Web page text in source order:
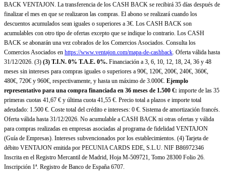
BACK VENTAJON. La transferencia de los CASH BACK se recibirá 35 días después de
finalizar el mes en que se realizaron las compras. El abono se realizará cuando los
descuentos acumulados sean iguales o superiores a 3€. Los CASH BACK son
acumulables con otro tipo de ofertas excepto que se indique lo contrario. Los CASH
BACK se abonarán una vez cobrados de los Comercios Asociados. Consulta los
Comercios Asociados en https://www.ventajon.com/mapa-de-cashback. Oferta válida hasta
31/12/2026. (3) (3) T.I.N. 0% T.A.E. 0%. Financiación a 3, 6, 10, 12, 18, 24, 36 y 48
meses sin intereses para compras iguales o superiores a 90€, 120€, 200€, 240€, 360€,
480€, 720€ y 960€, respectivamente, y hasta un máximo de 3.000€. Ejemplo
representativo para una compra financiada en 36 meses de 1.500 €: importe de las 35
primeras cuotas 41,67 € y última cuota 41,55 €. Precio total a plazos e importe total
adeudado: 1.500 €. Coste total del crédito e intereses: 0 €. Sistema de amortización francés.
Oferta válida hasta 31/12/2026. No acumulable a CASH BACK ni otras ofertas y válida
para compras realizadas en empresas asociadas al programa de fidelidad VENTAJON
(Guía de Empresas). Intereses subvencionados por los establecimientos. (4) Tarjeta de
débito VENTAJON emitida por PECUNIA CARDS EDE, S.L.U. NIF B86972346
Inscrita en el Registro Mercantil de Madrid, Hoja M-509721, Tomo 28300 Folio 26.
Inscripción 1ª. Registro de Banco de España 6707.